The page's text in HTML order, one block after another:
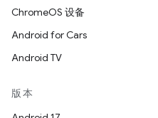
ChromeOS 设备
Android for Cars
Android TV
版本